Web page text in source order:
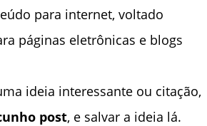
para internet, voltado
páginas eletrônicas e blogs
ideia interessante ou citação,
post, e salvar a ideia lá.